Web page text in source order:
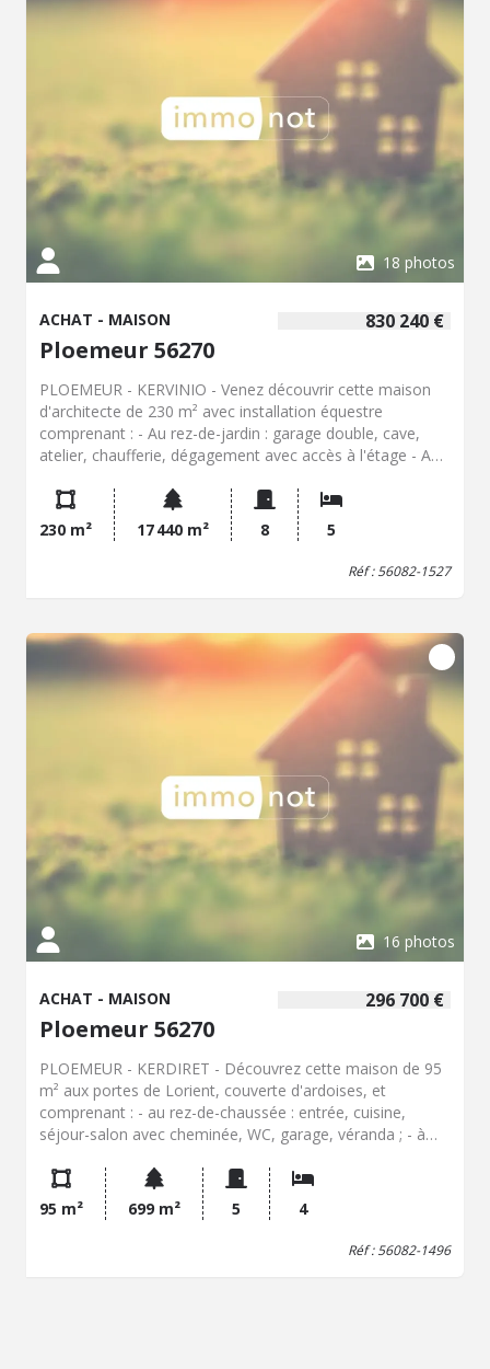
18 photos
830 240 €
ACHAT - MAISON
Ploemeur 56270
PLOEMEUR - KERVINIO - Venez découvrir cette maison
d'architecte de 230 m² avec installation équestre
comprenant : - Au rez-de-jardin : garage double, cave,
atelier, chaufferie, dégagement avec accès à l'étage - Au
m²) avec cheminée, cuisine aménagée et équipée,
véranda, un bureau, 5 chambres, 2 salles d'eau, 2 WC, -
En annexe : une installation équestre avec sellerie, grande
écurie de 11 boxes, carrière. - En sus : un hangar. Taxe
230 m² 17 440 m² 8 5
Réf : 56082-1527
16 photos
296 700 €
ACHAT - MAISON
Ploemeur 56270
PLOEMEUR - KERDIRET - Découvrez cette maison de 95
m² aux portes de Lorient, couverte d'ardoises, et
comprenant : - au rez-de-chaussée : entrée, cuisine,
séjour-salon avec cheminée, WC, garage, véranda ; - à
d'eau avec WC sanibroyeur, 3 chambres dont une avec
placard. - en sus : grenier au-dessus. - à l'extérieur : Jardin,
remise.
95 m² 699 m² 5 4
Réf : 56082-1496